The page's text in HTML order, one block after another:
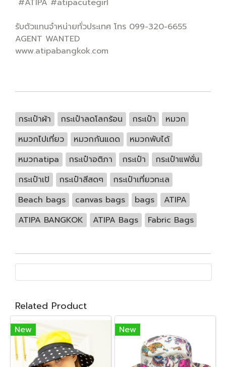
#ATIPA #atipacutegirl
รับตัวแทนจำหน่ายทั่วประเทศ โทร 099-320-6655
AGENT WANTED
www.atipabangkok.com
กระเป๋าผ้า กระเป๋าลดโลกร้อน กระเป๋า
หมวก
หมวกไปเที่ยว
หมวกกันแดด
หมวกพับได้
หมวกatipa
กระเป๋าอติภา กระเป๋า
กระเป๋าแฟชั่น
กระเป๋าเป้
กระเป๋าสีสดๆ
กระเป๋าเที่ยวทะเล
Beach bags
canvas bags bags
ATIPA
ATIPA BANGKOK
ATIPA Bags Fabric Bags
Related Product
New New